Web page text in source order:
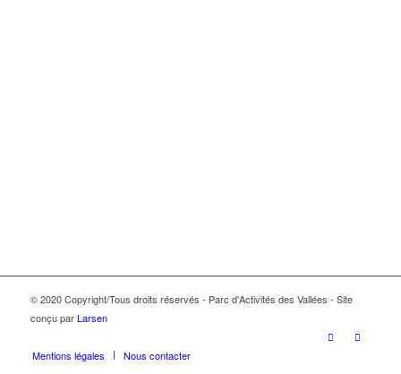
© 2020 Copyright/Tous droits réservés - Parc d'Activités des Vallées - Site
conçu parLarsen
Mentions légales Nous contacter